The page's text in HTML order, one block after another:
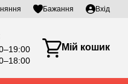
Бажання Вхід
Мій кошик